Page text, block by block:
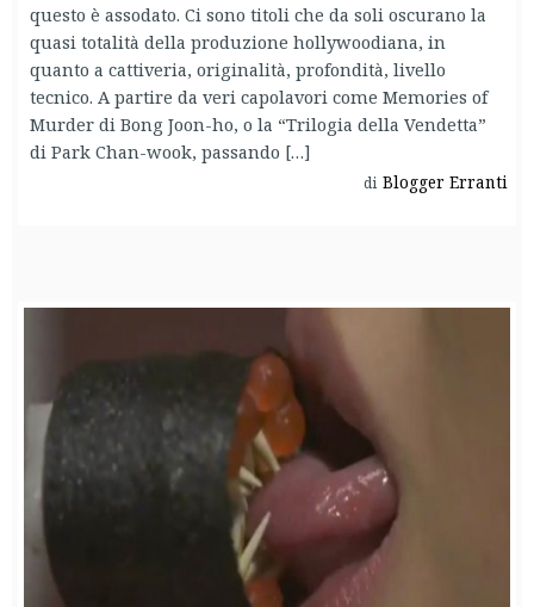
questo è assodato. Ci sono titoli che da soli oscurano la
quasi totalità della produzione hollywoodiana, in
quanto a cattiveria, originalità, profondità, livello
tecnico. A partire da veri capolavori come Memories of
Murder di Bong Joon-ho, o la “Trilogia della Vendetta”
di Park Chan-wook, passando […]
di Blogger Erranti